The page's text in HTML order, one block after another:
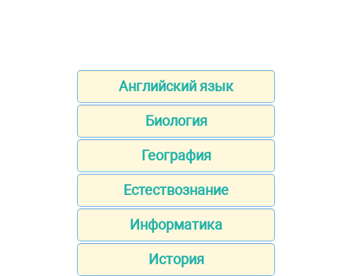
Английский язык
Биология
География
Естествознание
Информатика
История